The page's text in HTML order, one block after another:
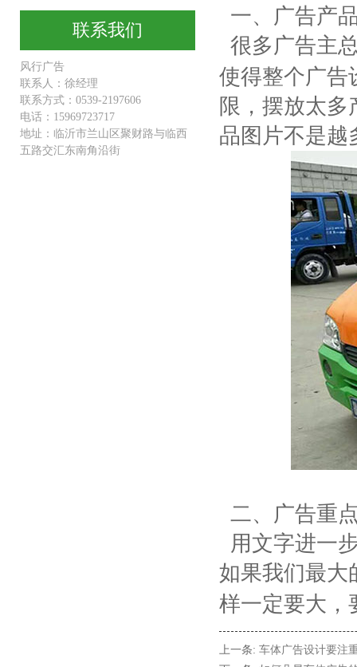
联系我们
风行广告
联系人：徐经理
联系方式：0539-2197606
电话：15969723717
地址：临沂市兰山区聚财路与临西
五路交汇东南角沿街
一、广告产
很多广告主
使得整个广告
限，摆放太
品图片不是越
二、广告重
用文字进一
如果我们最大
样一定要大
上一条: 车体广告设计要注